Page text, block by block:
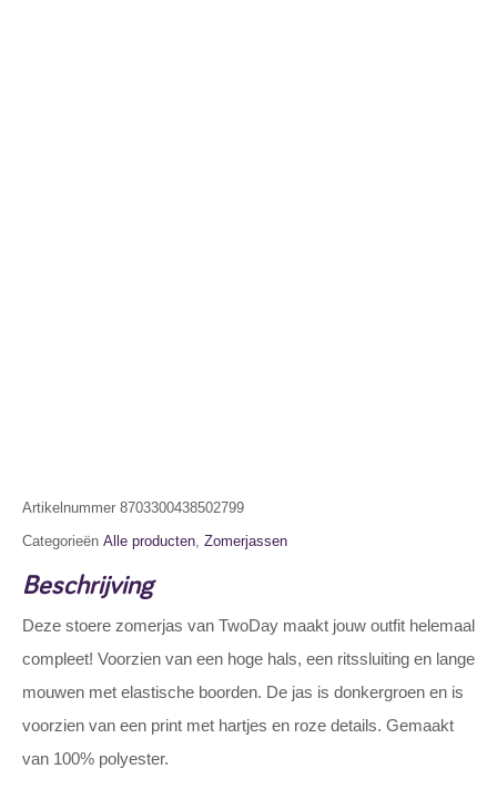
Artikelnummer 8703300438502799
Categorieën Alle producten, Zomerjassen
Beschrijving
Deze stoere zomerjas van TwoDay maakt jouw outfit helemaal
compleet! Voorzien van een hoge hals, een ritssluiting en lange
mouwen met elastische boorden. De jas is donkergroen en is
voorzien van een print met hartjes en roze details. Gemaakt
van 100% polyester.